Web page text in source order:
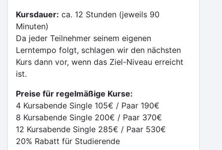
Kursdauer: ca. 12 Stunden (jeweils 90
Minuten)
Da jeder Teilnehmer seinem eigenen
Lerntempo folgt, schlagen wir den nächsten
Kurs dann vor, wenn das Ziel-Niveau erreicht
ist.
Preise für regelmäßige Kurse:
4 Kursabende Single 105€ / Paar 190€
8 Kursabende Single 200€ / Paar 370€
12 Kursabende Single 285€ / Paar 530€
20% Rabatt für Studierende